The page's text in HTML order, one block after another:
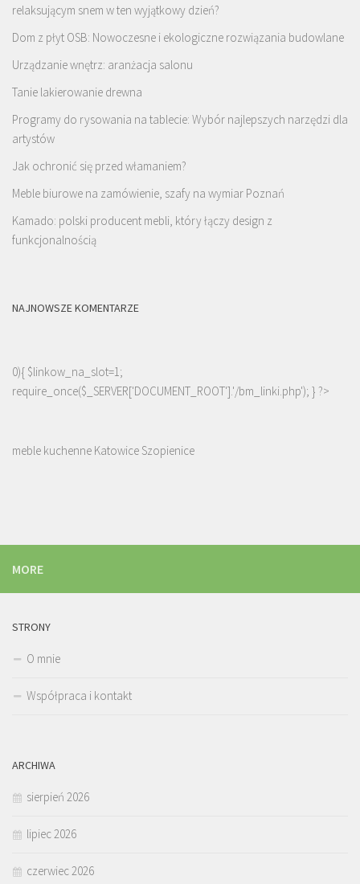
relaksującym snem w ten wyjątkowy dzień?
Dom z płyt OSB: Nowoczesne i ekologiczne rozwiązania budowlane
Urządzanie wnętrz: aranżacja salonu
Tanie lakierowanie drewna
Programy do rysowania na tablecie: Wybór najlepszych narzędzi dla
artystów
Jak ochronić się przed włamaniem?
Meble biurowe na zamówienie, szafy na wymiar Poznań
Kamado: polski producent mebli, który łączy design z
funkcjonalnością
NAJNOWSZE KOMENTARZE
0){ $linkow_na_slot=1;
require_once($_SERVER['DOCUMENT_ROOT'].'/bm_linki.php'); } ?>
meble kuchenne Katowice Szopienice
MORE
STRONY
O mnie
Współpraca i kontakt
ARCHIWA
sierpień 2026
lipiec 2026
czerwiec 2026